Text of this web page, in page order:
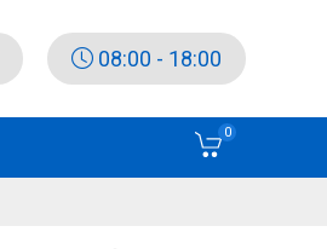
08:00 - 18:00
0